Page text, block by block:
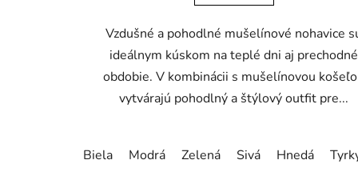
Vzdušné a pohodlné mušelínové nohavice
ideálnym kúskom na teplé dni aj prechodné
obdobie. V kombinácii s mušelínovou
vytvárajú pohodlný a štýlový outfit pre...
Biela Modrá Zelená Sivá Hnedá